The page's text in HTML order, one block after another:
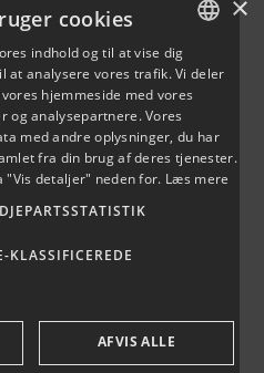
DANISH
DANISH
×
cookies
indhold og til at vise dig
at analysere vores trafik. Vi deler
hjemmeside med vores
og analysepartnere. Vores
med andre oplysninger, du har
fra din brug af deres tjenester.
"Vis detaljer" neden for. Læs mere
KLASSIFICEREDE
AFVIS ALLE